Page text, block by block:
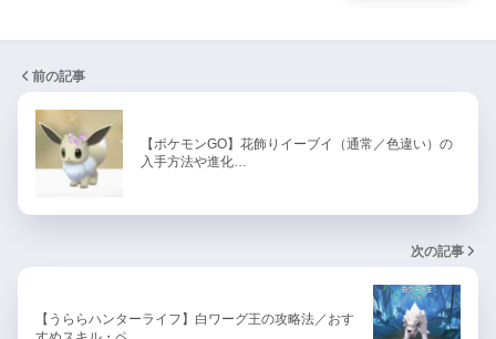
前の記事
【ポケモンGO】花飾りイーブイ（通常／色違い）の
入手方法や進化…
次の記事
【うららハンターライフ】白ワーグ王の攻略法／おす